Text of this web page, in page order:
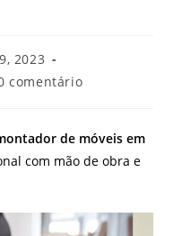
2023
comentário
de móveis em
com mão de obra e